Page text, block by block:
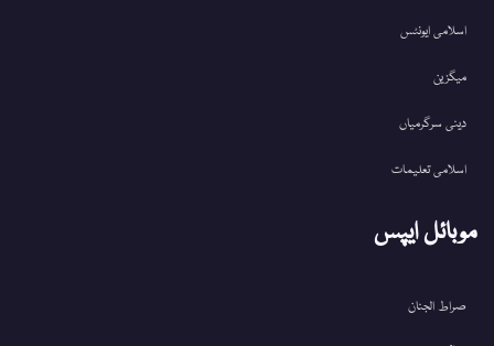
اسلامی ایونٹس
میگزین
دینی سرگرمیاں
اسلامی تعلیمات
موبائل ایپس
صراط الجنان